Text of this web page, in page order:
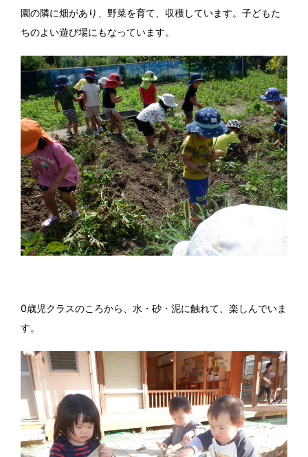
園の隣に畑があり、野菜を育て、収穫しています。子どもた
ちのよい遊び場にもなっています。
0歳児クラスのころから、水・砂・泥に触れて、楽しんでいま
す。